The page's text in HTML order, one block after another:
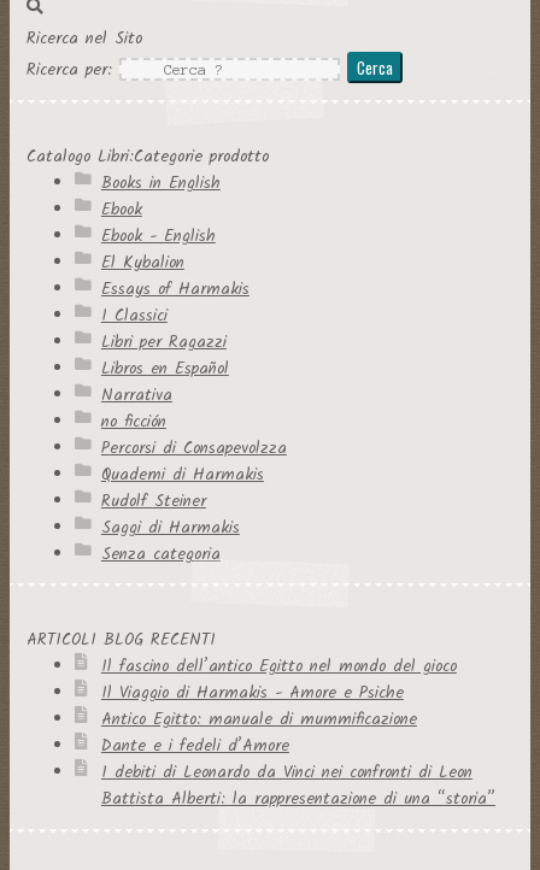
Ricerca nel Sito
Ricerca per:
Catalogo Libri:Categorie prodotto
Books in English
Ebook
Ebook - English
El Kybalion
Essays of Harmakis
I Classici
Libri per Ragazzi
Libros en Español
Narrativa
no ficción
Percorsi di Consapevolzza
Quaderni di Harmakis
Rudolf Steiner
Saggi di Harmakis
Senza categoria
ARTICOLI BLOG RECENTI
Il fascino dell’antico Egitto nel mondo del gioco
Il Viaggio di Harmakis - Amore e Psiche
Antico Egitto: manuale di mummificazione
Dante e i fedeli d’Amore
I debiti di Leonardo da Vinci nei confronti di Leon
Battista Alberti: la rappresentazione di una “storia”